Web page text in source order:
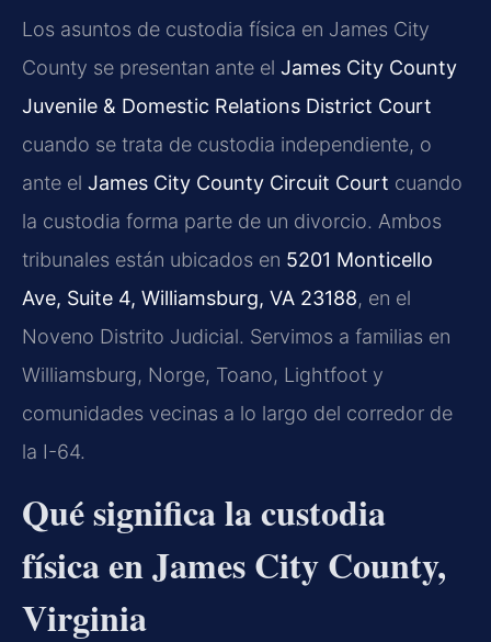
Los asuntos de custodia física en James City
County se presentan ante el James City County
Juvenile & Domestic Relations District Court
cuando se trata de custodia independiente, o
ante el James City County Circuit Court cuando
la custodia forma parte de un divorcio. Ambos
tribunales están ubicados en 5201 Monticello
Ave, Suite 4, Williamsburg, VA 23188, en el
Noveno Distrito Judicial. Servimos a familias en
Williamsburg, Norge, Toano, Lightfoot y
comunidades vecinas a lo largo del corredor de
la I-64.
Qué significa la custodia
física en James City County,
Virginia